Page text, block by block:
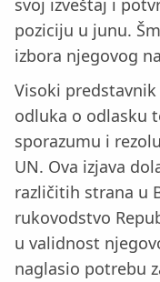
poziciju u junu.
izbora njegovog
Visoki
odluka o odlasku
sporazumu i
UN. Ova izjava
različitih strana u
rukovodstvo
u validnost
naglasio potrebu